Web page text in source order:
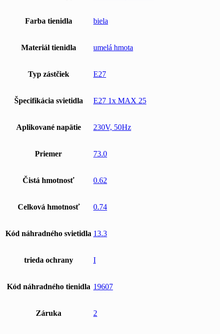
Farba tienidla biela
Materiál tienidla umelá hmota
Typ zástčiek E27
Špecifikácia svietidla E27 1x MAX 25
Aplikované napätie 230V, 50Hz
Priemer 73.0
Čistá hmotnosť 0.62
Celková hmotnosť 0.74
Kód náhradného svietidla 13.3
trieda ochrany I
Kód náhradného tienidla 19607
Záruka 2